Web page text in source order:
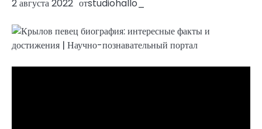
2 августа 2022 отstudiohallo_